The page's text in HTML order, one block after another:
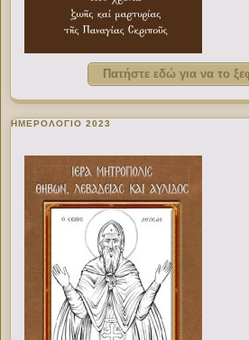
Πατήστε εδώ για να το
ΗΜΕΡΟΛΟΓΙΟ 2023